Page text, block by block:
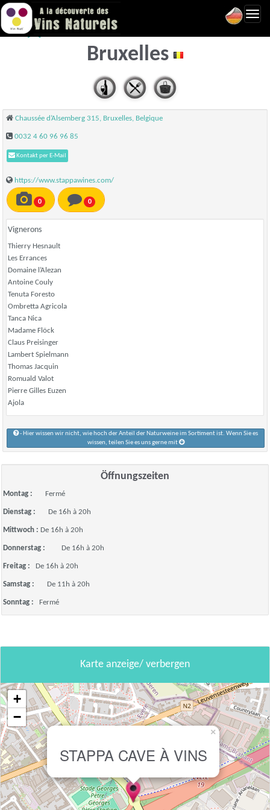
STAPPA CAVE À VINS -
Bruxelles
Chaussée d’Alsemberg 315, Bruxelles, Belgique
0032 4 60 96 96 85
Kontakt per E-Mail
https://www.stappawines.com/
0 0
Vignerons
Thierry Hesnault
Les Errances
Domaine l’Alezan
Antoine Couly
Tenuta Foresto
Ombretta Agricola
Tanca Nica
Madame Flöck
Claus Preisinger
Lambert Spielmann
Thomas Jacquin
Romuald Valot
Pierre Gilles Euzen
Ajola
- Hier wissen wir nicht, wie hoch der Anteil der Naturweine im Sortiment ist. Wenn Sie es
wissen, teilen Sie es uns gerne mit
Öffnungszeiten
Montag : Fermé
Dienstag : De 16h à 20h
Mittwoch : De 16h à 20h
Donnerstag : De 16h à 20h
Freitag : De 16h à 20h
Samstag : De 11h à 20h
Sonntag : Fermé
Karte anzeige/ verbergen
STAPPA CAVE À VINS
×
+
−